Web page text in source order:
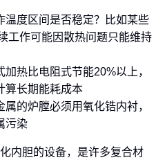
温度区间是否稳定？比如某些
工作可能因散热问题只能维持
加热比电阻式节能20%以上，
算长期能耗成本
属的炉膛必须用氧化锆内衬，
污染
内胆的设备，是许多复合材